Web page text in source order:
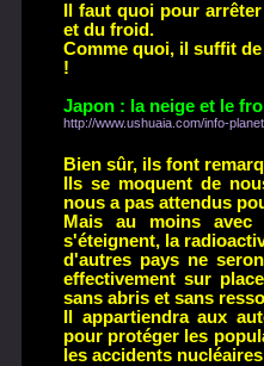
Il faut quoi pour
et du froid.
Comme quoi, il suffit
!
Japon : la neige et le
http://www.ushuaia.com/info-
Bien sûr, ils font
Ils se moquent de
nous a pas attendus
Mais au moins
s'éteignent, la
d'autres pays ne
effectivement sur
sans abris et sans
Il appartiendra aux
pour protéger les
les accidents